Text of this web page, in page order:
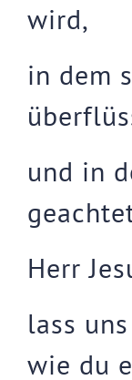
wird,
in dem
und in
Herr
lass
wie du